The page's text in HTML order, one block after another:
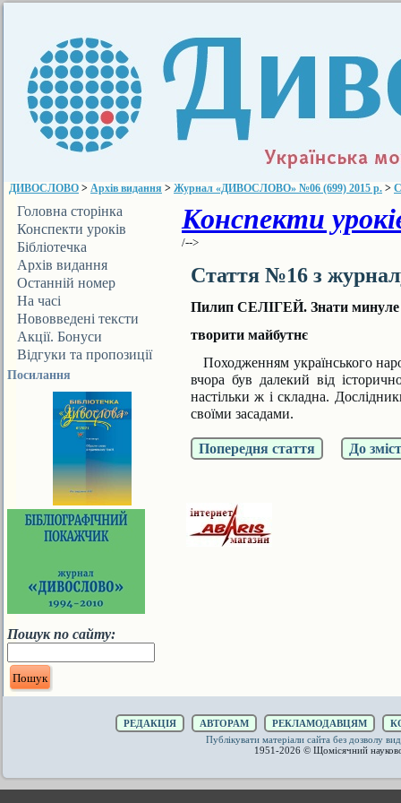
ДИВОСЛОВО > Архів видання > Журнал «ДИВОСЛОВО» №06 (699) 2015 р. >
Головна сторінка
Конспекти уроків
Бібліотечка
ДИВОСЛОВА
Архів видання
Останній номер
На часі
Нововведені тексти
Акції. Бонуси
Відгуки та пропозиції
Посилання
Пошук по сайту:
Конспекти
/-->
Стаття №16 з
Пилип СЕЛІГЕЙ. Знати минуле
творити майбутнє
Походженням українського
вчора був далекий від
настільки ж і складна.
своїми засадами.
Попередня стаття До
РЕДАКЦІЯ АВТОРАМ РЕКЛАМОДАВЦЯМ
Публікувати матеріали сайта без дозволу
1951-2026 © Щомісячний